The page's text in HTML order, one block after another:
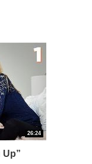
26:24
Up”